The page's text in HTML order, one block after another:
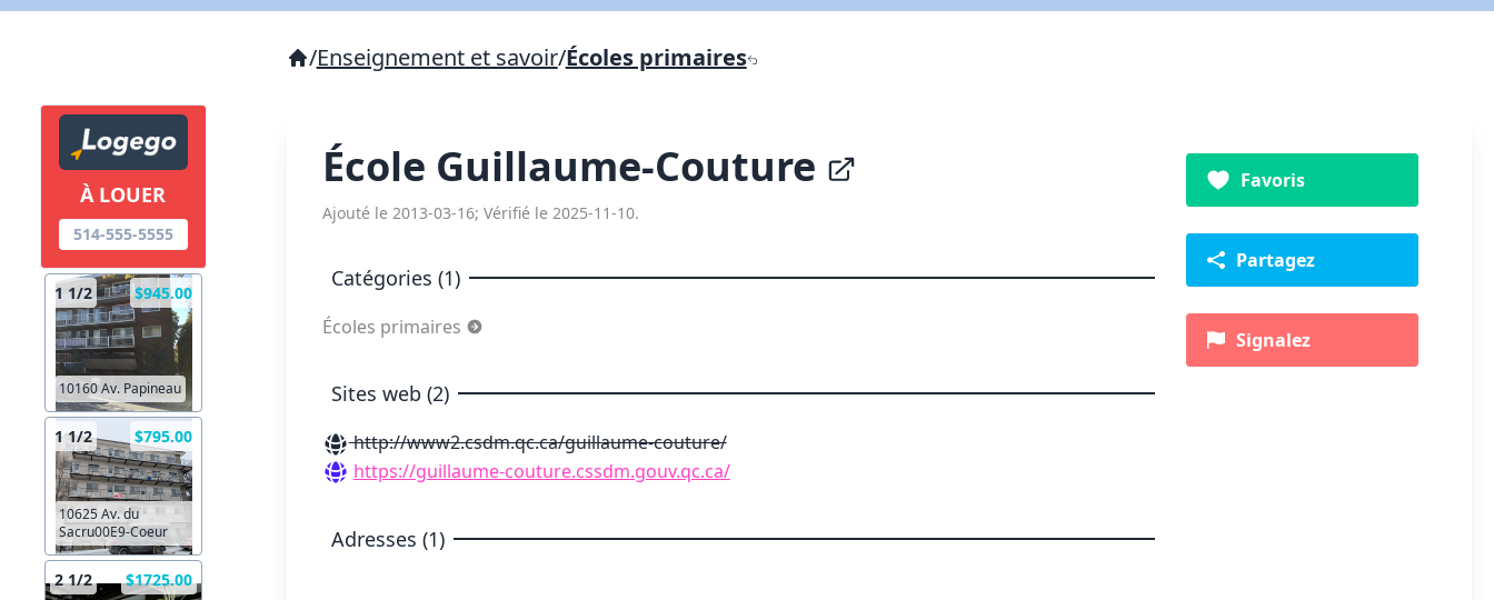
À LOUER
514-555-5555
1 1/2 $945.00
10160 Av. Papineau
1 1/2 $795.00
10625 Av. du
Sacru00E9-Coeur
2 1/2 $1725.00
/Enseignement et savoir/Écoles primaires
École Guillaume-Couture
Ajouté le 2013-03-16; Vérifié le 2025-11-10.
Catégories (1)
Écoles primaires
Sites web (2)
http://www2.csdm.qc.ca/guillaume-couture/
https://guillaume-couture.cssdm.gouv.qc.ca/
Adresses (1)
Favoris
Partagez
Signalez
X Fermer